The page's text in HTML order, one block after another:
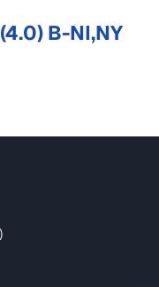
B-NI,NY